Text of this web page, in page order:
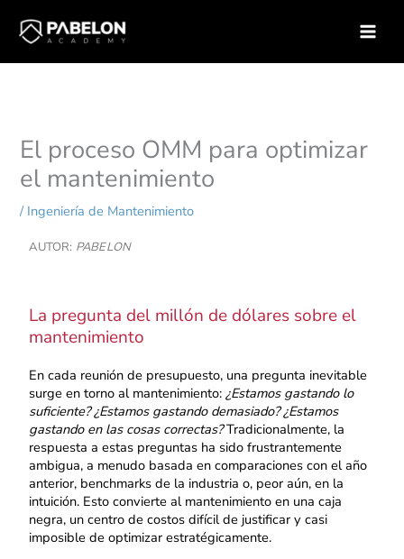
contenido
Inicio
Ingeniería de Mantenimiento
El proceso OMM para optimizar el mantenimiento
El proceso OMM para optimizar
el mantenimiento
/ Ingeniería de Mantenimiento
AUTOR: PABELON
La pregunta del millón de dólares sobre el
mantenimiento
En cada reunión de presupuesto, una pregunta inevitable
surge en torno al mantenimiento:¿Estamos gastando lo
suficiente? ¿Estamos gastando demasiado? ¿Estamos
gastando en las cosas correctas?Tradicionalmente, la
respuesta a estas preguntas ha sido frustrantemente
ambigua, a menudo basada en comparaciones con el año
anterior, benchmarks de la industria o, peor aún, en la
intuición. Esto convierte al mantenimiento en una caja
negra, un centro de costos difícil de justificar y casi
imposible de optimizar estratégicamente.